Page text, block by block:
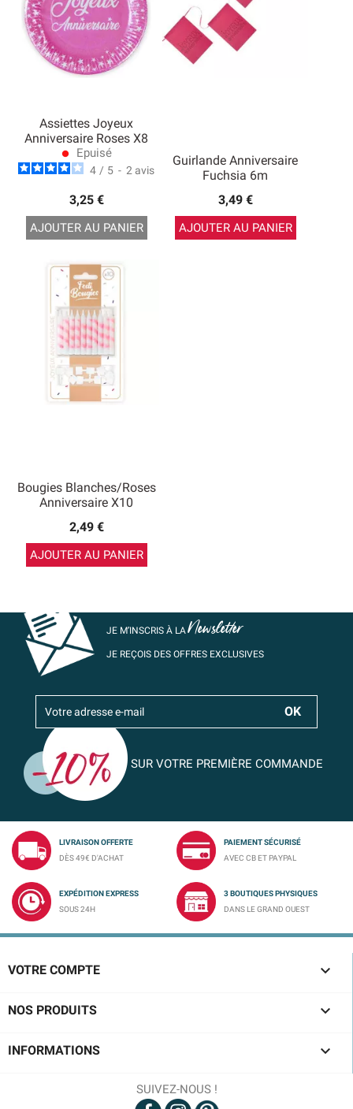
Assiettes Joyeux
Anniversaire Roses X8
lens Epuisé
4 / 5 - 2 avis
3,25 €
AJOUTER AU PANIER
Guirlande Anniversaire
Fuchsia 6m
3,49 €
AJOUTER AU PANIER
Bougies Blanches/Roses
Anniversaire X10
2,49 €
AJOUTER AU PANIER
JE M’INSCRIS À LANewsletter
JE REÇOIS DES OFFRES EXCLUSIVES
SUR VOTRE PREMIÈRE COMMANDE
LIVRAISON OFFERTE
DÈS 49€ D'ACHAT
PAIEMENT SÉCURISÉ
AVEC CB ET PAYPAL
EXPÉDITION EXPRESS
SOUS 24H
3 BOUTIQUES PHYSIQUES
DANS LE GRAND OUEST
VOTRE COMPTE 
NOS PRODUITS 
INFORMATIONS 
SUIVEZ-NOUS !